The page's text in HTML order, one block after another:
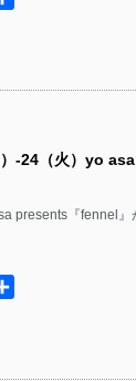
）-24（火）yo
presents『fennel